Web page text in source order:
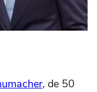
, de 50